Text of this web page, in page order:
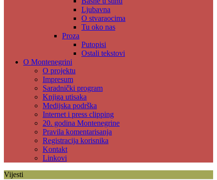
Ljubavna
O stvaraocima
Tu oko nas
Proza
Putopisi
Ostali tekstovi
O Montenegrini
O projektu
Impresum
Saradnički program
Knjiga utisaka
Medijska podrška
Internet i press clipping
20. godina Montenegrine
Pravila komentarisanja
Registracija korisnika
Kontakt
Linkovi
Vijesti